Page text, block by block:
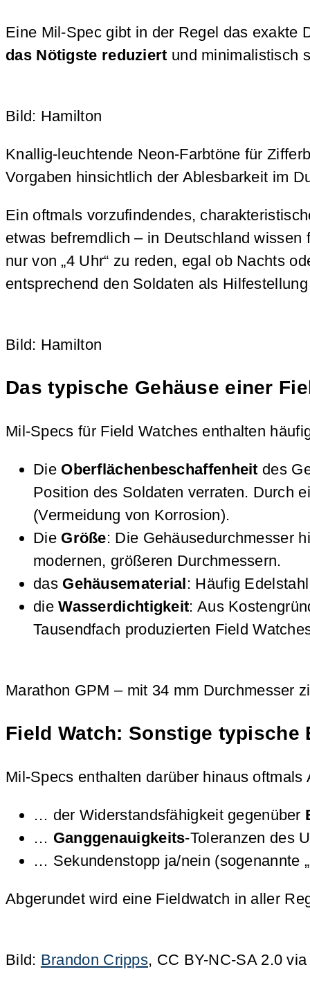
Eine Mil-Spec gibt in der Regel das exakte
das Nötigste reduziert und minimalistisch
Bild: Hamilton
Knallig-leuchtende Neon-Farbtöne für
Vorgaben hinsichtlich der Ablesbarkeit im
Ein oftmals vorzufindendes,
etwas befremdlich – in Deutschland
nur von „4 Uhr“ zu reden, egal ob Nachts
entsprechend den Soldaten als
Bild: Hamilton
Das typische Gehäuse einer
Mil-Specs für Field Watches enthalten
Die Oberflächenbeschaffenheit des
Position des Soldaten verraten. Durch
(Vermeidung von Korrosion).
Die Größe: Die Gehäusedurchmesser
modernen, größeren Durchmessern.
das Gehäusematerial: Häufig
dieWasserdichtigkeit: Aus
Tausendfach produzierten Field
Marathon GPM – mit 34 mm Durchmesser
Field Watch: Sonstige typische
Mil-Specs enthalten darüber hinaus
… der Widerstandsfähigkeit gegenüber
… Ganggenauigkeits-Toleranzen des
… Sekundenstopp ja/nein (sogenannte „
Abgerundet wird eine Fieldwatch in aller
Bild: Brandon Cripps, CC BY-NC-SA 2.0